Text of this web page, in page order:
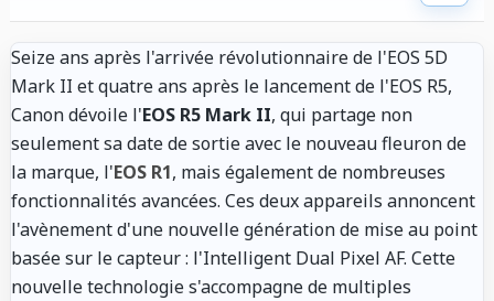
Seize ans après l'arrivée révolutionnaire de l'EOS 5D
Mark II et quatre ans après le lancement de l'EOS R5,
Canon dévoile l'EOS R5 Mark II, qui partage non
seulement sa date de sortie avec le nouveau fleuron de
la marque, l'EOS R1, mais également de nombreuses
fonctionnalités avancées. Ces deux appareils annoncent
l'avènement d'une nouvelle génération de mise au point
basée sur le capteur : l'Intelligent Dual Pixel AF. Cette
nouvelle technologie s'accompagne de multiples